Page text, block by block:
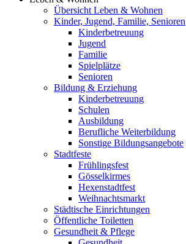
Übersicht Leben & Wohnen
Kinder, Jugend, Familie, Senioren
Kinderbetreuung
Jugend
Familie
Spielplätze
Senioren
Bildung & Erziehung
Kinderbetreuung
Schulen
Ausbildung
Berufliche Weiterbildung
Sonstige Bildungsangebote
Stadtfeste
Frühlingsfest
Gösselkirmes
Hexenstadtfest
Weihnachtsmarkt
Städtische Einrichtungen
Öffentliche Toiletten
Gesundheit & Pflege